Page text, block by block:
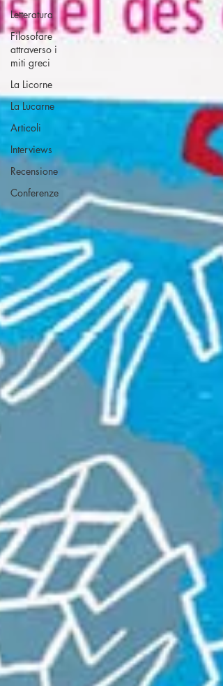
Letteratura
Filosofare
attraverso i
miti greci
La Licorne
La Lucarne
Articoli
Interviews
Recensione
Conferenze